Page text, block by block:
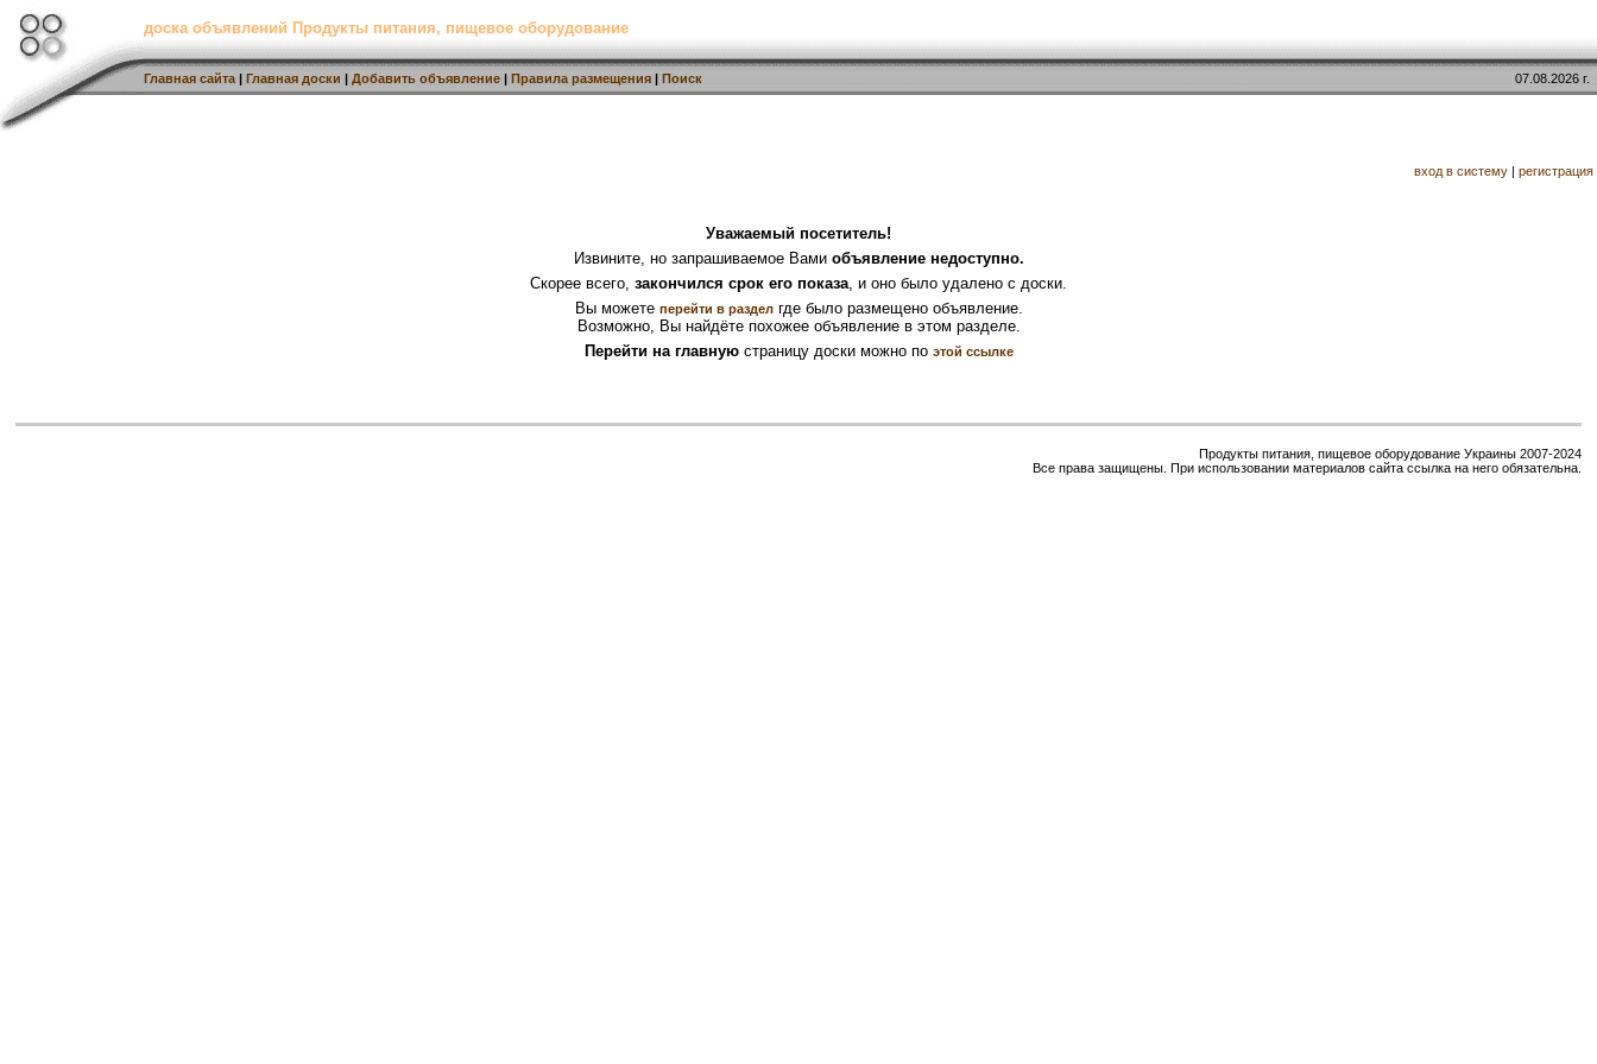
доска объявлений Продукты питания, пищевое оборудование
Главная сайта | Главная доски | Добавить объявление | Правила размещения | Поиск 07.08.2026 г.
вход в систему | регистрация
Уважаемый посетитель!
Извините, но запрашиваемое Вами объявление недоступно.
Скорее всего, закончился срок его показа, и оно было удалено с доски.
Вы можете перейти в разделгде было размещено объявление.
Возможно, Вы найдёте похожее объявление в этом разделе.
Перейти на главнуюстраницу доски можно по этой ссылке
Продукты питания, пищевое оборудование Украины 2007-2024
Все права защищены. При использовании материалов сайта ссылка на него обязательна.